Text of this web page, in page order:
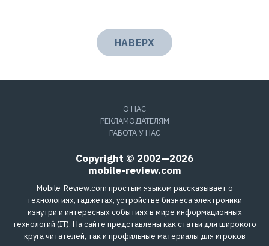
НАВЕРХ
О НАС
РЕКЛАМОДАТЕЛЯМ
РАБОТА У НАС
Copyright © 2002—2026
mobile-review.com
Mobile-Review.com простым языком рассказывает о
технологиях, гаджетах, устройстве бизнеса электроники
изнутри и интересных событиях в мире информационных
технологий (IT). На сайте представлены как статьи для широкого
круга читателей, так и профильные материалы для игроков